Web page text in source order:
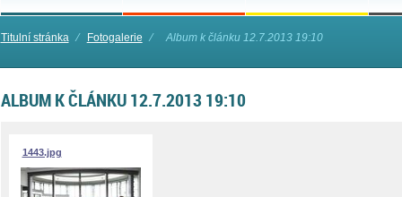
Titulní stránka ⁄ Fotogalerie ⁄ Album k článku 12.7.2013 19:10
ALBUM K ČLÁNKU 12.7.2013 19:10
1443.jpg